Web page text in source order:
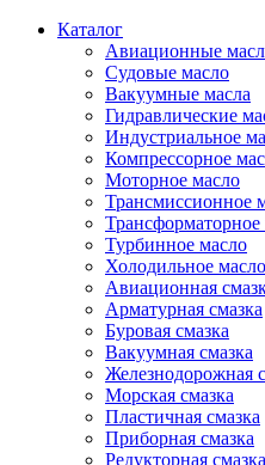
Каталог
Авиационные
Судовые масло
Вакуумные масла
Гидравлические
Индустриальное
Компрессорное
Моторное масло
Трансмиссионное
Трансформаторное
Турбинное масло
Холодильное масло
Авиационная
Арматурная смазка
Буровая смазка
Вакуумная смазка
Железнодорожная
Морская смазка
Пластичная смазка
Приборная смазка
Редукторная смазка